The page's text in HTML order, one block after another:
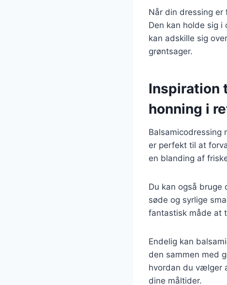
Når din dressing
Den kan holde sig
kan adskille sig
grøntsager.
Inspiration
honning i
Balsamicodressing
er perfekt til at
en blanding af
Du kan også bruge
søde og syrlige
fantastisk måde at
Endelig kan
den sammen med
hvordan du vælger
dine måltider.